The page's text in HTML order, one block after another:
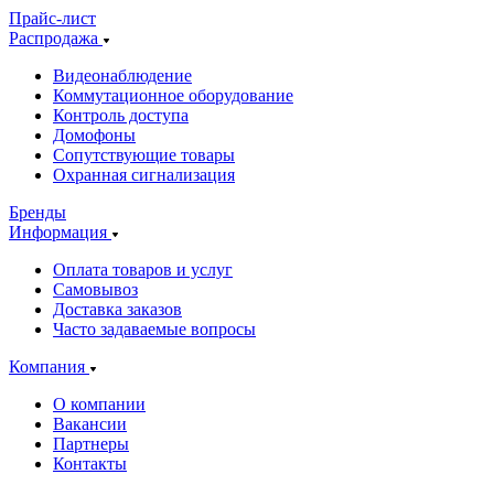
Прайс-лист
Распродажа
Видеонаблюдение
Коммутационное оборудование
Контроль доступа
Домофоны
Сопутствующие товары
Охранная сигнализация
Бренды
Информация
Оплата товаров и услуг
Самовывоз
Доставка заказов
Часто задаваемые вопросы
Компания
О компании
Вакансии
Партнеры
Контакты